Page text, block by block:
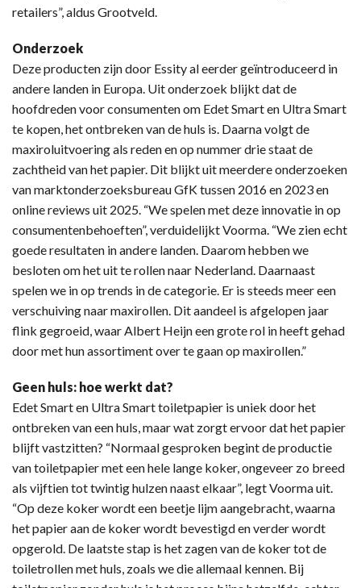
retailers”, aldus Grootveld.
Onderzoek
Deze producten zijn door Essity al eerder geïntroduceerd in
andere landen in Europa. Uit onderzoek blijkt dat de
hoofdreden voor consumenten om Edet Smart en Ultra Smart
te kopen, het ontbreken van de huls is. Daarna volgt de
maxiroluitvoering als reden en op nummer drie staat de
zachtheid van het papier. Dit blijkt uit meerdere onderzoeken
van marktonderzoeksbureau GfK tussen 2016 en 2023 en
online reviews uit 2025. “We spelen met deze innovatie in op
consumentenbehoeften”, verduidelijkt Voorma. “We zien echt
goede resultaten in andere landen. Daarom hebben we
besloten om het uit te rollen naar Nederland. Daarnaast
spelen we in op trends in de categorie. Er is steeds meer een
verschuiving naar maxirollen. Dit aandeel is afgelopen jaar
flink gegroeid, waar Albert Heijn een grote rol in heeft gehad
door met hun assortiment over te gaan op maxirollen.”
Geen huls: hoe werkt dat?
Edet Smart en Ultra Smart toiletpapier is uniek door het
ontbreken van een huls, maar wat zorgt ervoor dat het papier
blijft vastzitten? “Normaal gesproken begint de productie
van toiletpapier met een hele lange koker, ongeveer zo breed
als vijftien tot twintig hulzen naast elkaar”, legt Voorma uit.
“Op deze koker wordt een beetje lijm aangebracht, waarna
het papier aan de koker wordt bevestigd en verder wordt
opgerold. De laatste stap is het zagen van de koker tot de
toiletrollen met huls, zoals we die allemaal kennen. Bij